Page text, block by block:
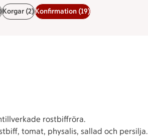
Korgar (2)Konfirmation (19)
rostbiffröra.
tomat, physalis, sallad och persilja.